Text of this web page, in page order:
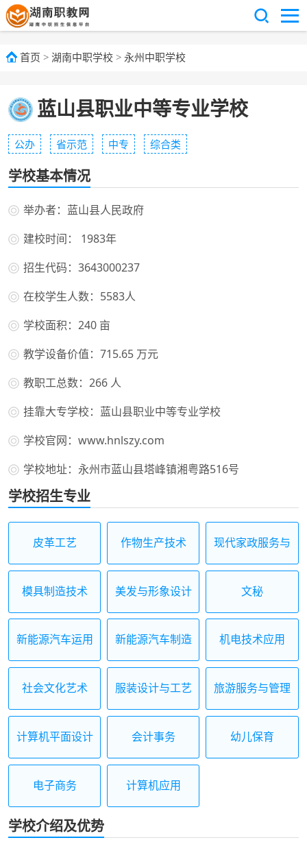
首页 > 湖南中职学校 > 永州中职学校
蓝山县职业中等专业学校
公办 省示范 中专 综合类
学校基本情况
举办者：蓝山县人民政府
建校时间： 1983年
招生代码：3643000237
在校学生人数：5583人
学校面积：240 亩
教学设备价值：715.65 万元
教职工总数：266 人
挂靠大专学校：蓝山县职业中等专业学校
学校官网：www.hnlszy.com
学校地址：永州市蓝山县塔峰镇湘粤路516号
学校招生专业
皮革工艺 作物生产技术
现代家政服务与
模具制造技术 美发与形象设计 文秘
新能源汽车运用
新能源汽车制造
机电技术应用
社会文化艺术 服装设计与工艺 旅游服务与管理
计算机平面设计 会计事务 幼儿保育
电子商务 计算机应用
学校介绍及优势